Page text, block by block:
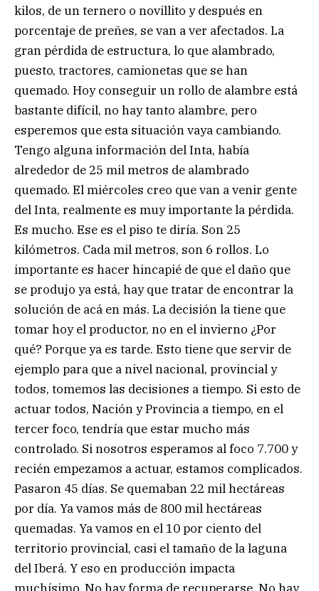
kilos, de un ternero o novillito y después en
porcentaje de preñes, se van a ver afectados. La
gran pérdida de estructura, lo que alambrado,
puesto, tractores, camionetas que se han
quemado. Hoy conseguir un rollo de alambre está
bastante difícil, no hay tanto alambre, pero
esperemos que esta situación vaya cambiando.
Tengo alguna información del Inta, había
alrededor de 25 mil metros de alambrado
quemado. El miércoles creo que van a venir gente
del Inta, realmente es muy importante la pérdida.
Es mucho. Ese es el piso te diría. Son 25
kilómetros. Cada mil metros, son 6 rollos. Lo
importante es hacer hincapié de que el daño que
se produjo ya está, hay que tratar de encontrar la
solución de acá en más. La decisión la tiene que
tomar hoy el productor, no en el invierno ¿Por
qué? Porque ya es tarde. Esto tiene que servir de
ejemplo para que a nivel nacional, provincial y
todos, tomemos las decisiones a tiempo. Si esto de
actuar todos, Nación y Provincia a tiempo, en el
tercer foco, tendría que estar mucho más
controlado. Si nosotros esperamos al foco 7.700 y
recién empezamos a actuar, estamos complicados.
Pasaron 45 días. Se quemaban 22 mil hectáreas
por día. Ya vamos más de 800 mil hectáreas
quemadas. Ya vamos en el 10 por ciento del
territorio provincial, casi el tamaño de la laguna
del Iberá. Y eso en producción impacta